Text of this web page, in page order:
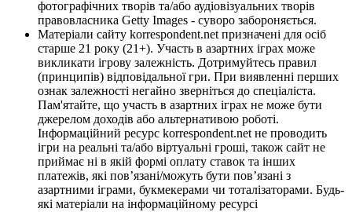
фотографічних творів та/або аудіовізуальних творів
правовласника Getty Images - суворо забороняється.
Матеріали сайту korrespondent.net призначені для осіб
старше 21 року (21+). Участь в азартних іграх може
викликати ігрову залежність. Дотримуйтесь правил
(принципів) відповідальної гри. При виявленні перших
ознак залежності негайно зверніться до спеціаліста.
Пам'ятайте, що участь в азартних іграх не може бути
джерелом доходів або альтернативою роботі.
Інформаційний ресурс korrespondent.net не проводить
ігри на реальні та/або віртуальні гроші, також сайт не
приймає ні в якій формі оплату ставок та інших
платежів, які пов’язані/можуть бути пов’язані з
азартними іграми, букмекерами чи тоталізаторами. Будь-
які матеріали на інформаційному ресурсі